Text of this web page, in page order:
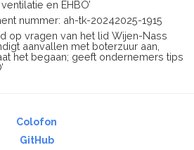
en EHBO’
nummer: ah-tk-20242025-1915
op vragen van het lid Wijen-Nass
aanvallen met boterzuur aan,
het begaan; geeft ondernemers tips
Colofon
GitHub